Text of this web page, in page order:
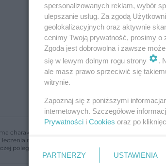
charakter edukacyjny, nie stanowi i nie zastępuje
leczenia należy do lekarza. Redakcja i wydawca
polegającej na udzielaniu świadczeń zdrowotnych w
spersonalizowanych reklam, wybór
ulepszanie usług. Za zgodą
geolokalizacyjnych oraz aktywnie
cenimy Twoją prywatność, prosimy o
Zgoda jest dobrowolna i zawsze
się w lewym dolnym rogu strony
.
ale masz prawo sprzeciwić się
witrynie.
Zapoznaj się z poniższymi
internetowych. Szczegółowe
Prywatności i Cookies oraz po
PARTNERZY USTAWIENIA